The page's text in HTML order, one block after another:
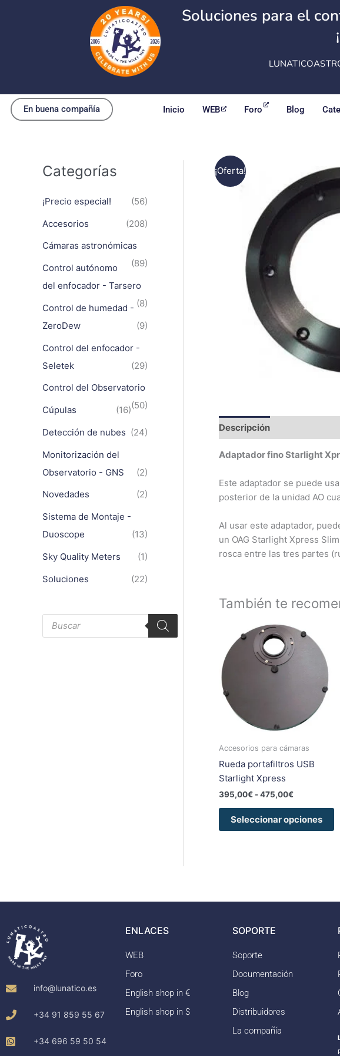
Soluciones para el
En buena compañía Inicio WEB Foro Blog
Categorías
¡Precio especial!
(56)
Accesorios
(208)
Cámaras astronómicas
(89)
Control autónomo
del enfocador - Tarsero
(8)
Control de humedad -
ZeroDew
(9)
Control del enfocador -
Seletek
(29)
Control del Observatorio
(50)
Cúpulas
(16)
Detección de nubes (24)
Monitorización del
Observatorio - GNS
(2)
Novedades
(2)
Sistema de Montaje -
Duoscope
(13)
Sky Quality Meters
(1)
Soluciones
(22)
B
s
¡Oferta!
Descripción
Adaptador fino Starlight
Este adaptador se puede
posterior de la unidad AO
Al usar este adaptador,
un OAG Starlight Xpress
rosca entre las tres partes
También te
Accesorios para cámaras
Rueda portafiltros USB
Starlight Xpress
395,00€ -475,00€
de
precios:
desde
395,00€
Seleccionar opciones
de
info@lunatico.es
+34 91 859 55 67
+34 696 59 50 54
ENLACES
WEB
Foro
English shop in €
English shop in $
SOPORTE
Soporte
Documentación
Blog
Distribuidores
La compañía